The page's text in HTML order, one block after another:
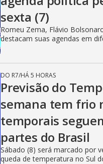
sexta (7)
Romeu Zema, Flávio
destacam suas agendas em
DO R7/HÁ 5 HORAS
Previsão do
semana tem frio
temporais
partes do Brasil
Sábado (8) será marcado por
queda de temperatura no Sul